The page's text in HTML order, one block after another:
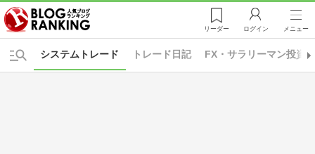
リーダー ログイン メニュー
トレード日記 FX・サラリーマン投資
システムトレード